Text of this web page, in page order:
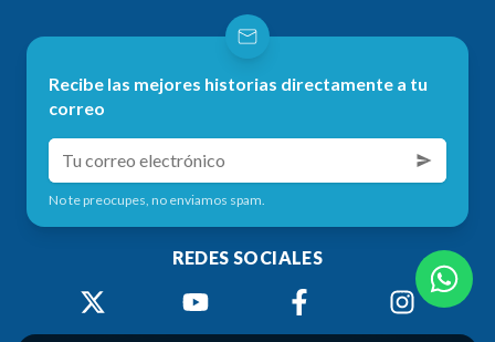
Recibe las mejores historias directamente a tu
correo
No te preocupes, no enviamos spam.
REDES SOCIALES